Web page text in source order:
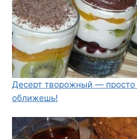
Десерт творожный — просто
оближешь!